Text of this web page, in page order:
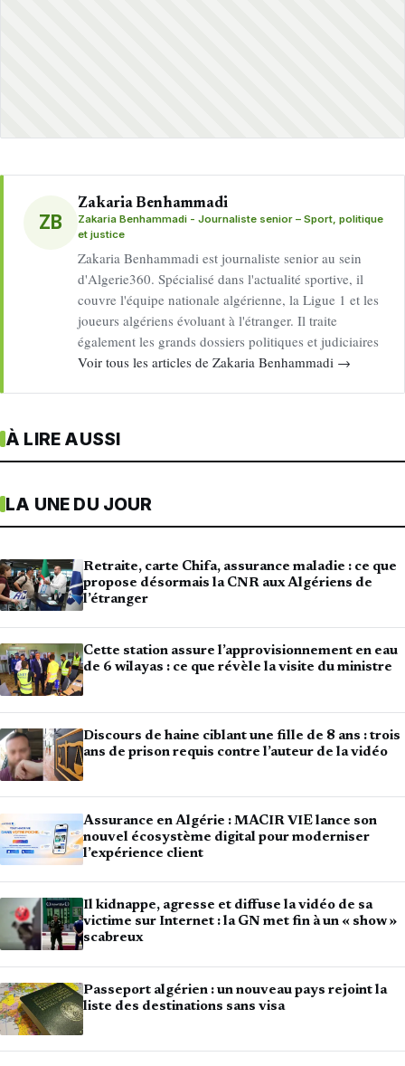
ZB
Zakaria Benhammadi
Zakaria Benhammadi - Journaliste senior – Sport, politique
et justice
Zakaria Benhammadi est journaliste senior au sein
d'Algerie360. Spécialisé dans l'actualité sportive, il
couvre l'équipe nationale algérienne, la Ligue 1 et les
joueurs algériens évoluant à l'étranger. Il traite
également les grands dossiers politiques et judiciaires
Voir tous les articles de Zakaria Benhammadi →
À LIRE AUSSI
LA UNE DU JOUR
Retraite, carte Chifa, assurance maladie : ce que
propose désormais la CNR aux Algériens de
l’étranger
Cette station assure l’approvisionnement en eau
de 6 wilayas : ce que révèle la visite du ministre
Discours de haine ciblant une fille de 8 ans : trois
ans de prison requis contre l’auteur de la vidéo
Assurance en Algérie : MACIR VIE lance son
nouvel écosystème digital pour moderniser
l’expérience client
Il kidnappe, agresse et diffuse la vidéo de sa
victime sur Internet : la GN met fin à un « show »
scabreux
Passeport algérien : un nouveau pays rejoint la
liste des destinations sans visa